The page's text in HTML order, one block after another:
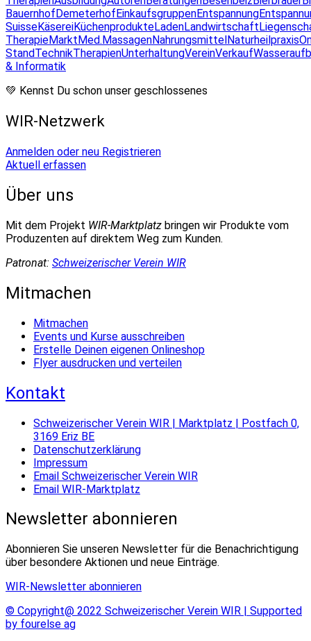
BauernhofDemeterhofEinkaufsgruppenEntspannung
SuisseKäsereiKüchenprodukteLadenLandwirtschaft
TherapieMarktMed.MassagenNahrungsmittelNaturheilpraxis
StandTechnikTherapienUnterhaltungVereinVerkauf
& Informatik
💚 Kennst Du schon unser geschlossenes
WIR-Netzwerk
Anmelden oder neu Registrieren
Aktuell erfassen
Über uns
Mit dem Projekt WIR-Marktplatz bringen wir Produkte vom
Produzenten auf direktem Weg zum Kunden.
Patronat: Schweizerischer Verein WIR
Mitmachen
Mitmachen
Events und Kurse ausschreiben
Erstelle Deinen eigenen Onlineshop
Flyer ausdrucken und verteilen
Kontakt
Schweizerischer Verein WIR | Marktplatz | Postfach 0,
3169 Eriz BE
Datenschutzerklärung
Impressum
Email Schweizerischer Verein WIR
Email WIR-Marktplatz
Newsletter abonnieren
Abonnieren Sie unseren Newsletter für die Benachrichtigung
über besondere Aktionen und neue Einträge.
WIR-Newsletter abonnieren
© Copyright@ 2022 Schweizerischer Verein WIR | Supported
by fourelse ag